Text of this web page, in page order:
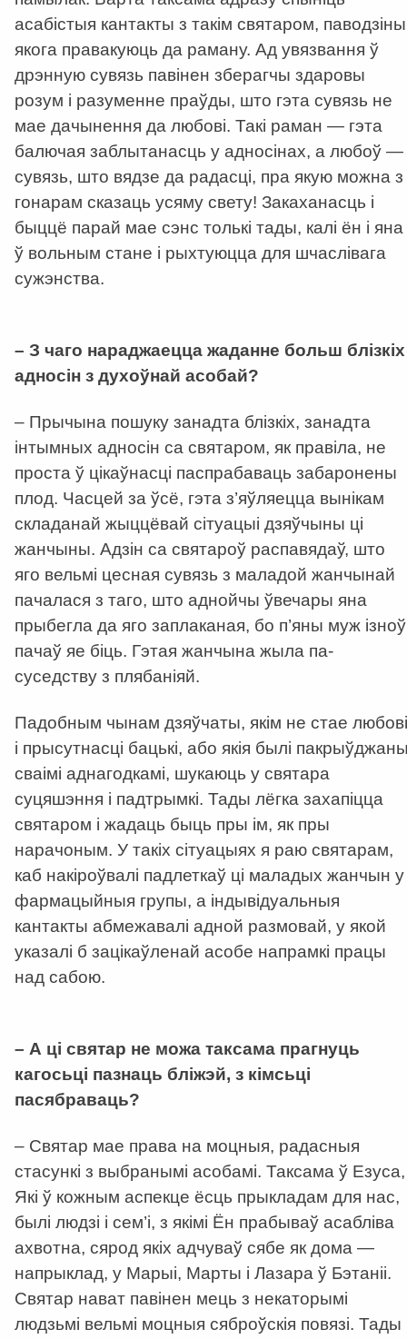
асабістыя кантакты з такім святаром, паводзіны
якога правакуюць да раману. Ад увязвання ў
дрэнную сувязь павінен зберагчы здаровы
розум і разуменне праўды, што гэта сувязь не
мае дачынення да любові. Такі раман — гэта
балючая заблытанасць у адносінах, а любоў —
сувязь, што вядзе да радасці, пра якую можна з
гонарам сказаць усяму свету! Закаханасць і
быццё парай мае сэнс толькі тады, калі ён і яна
ў вольным стане і рыхтуюцца для шчаслівага
сужэнства.
– З чаго нараджаецца жаданне больш блізкіх
адносін з духоўнай асобай?
– Прычына пошуку занадта блізкіх, занадта
інтымных адносін са святаром, як правіла, не
проста ў цікаўнасці паспрабаваць забаронены
плод. Часцей за ўсё, гэта з’яўляецца вынікам
складанай жыццёвай сітуацыі дзяўчыны ці
жанчыны. Адзін са святароў распавядаў, што
яго вельмі цесная сувязь з маладой жанчынай
пачалася з таго, што аднойчы ўвечары яна
прыбегла да яго заплаканая, бо п’яны муж ізноў
пачаў яе біць. Гэтая жанчына жыла па-
суседству з плябаніяй.
Падобным чынам дзяўчаты, якім не стае любові
і прысутнасці бацькі, або якія былі
сваімі аднагодкамі, шукаюць у святара
суцяшэння і падтрымкі. Тады лёгка захапіцца
святаром і жадаць быць пры ім, як пры
нарачоным. У такіх сітуацыях я раю святарам,
каб накіроўвалі падлеткаў ці маладых жанчын у
фармацыйныя групы, а індывідуальныя
кантакты абмежавалі адной размовай, у якой
указалі б зацікаўленай асобе напрамкі працы
над сабою.
– А ці святар не можа таксама прагнуць
кагосьці пазнаць бліжэй, з кімсьці
пасябраваць?
– Святар мае права на моцныя, радасныя
стасункі з выбранымі асобамі. Таксама ў Езуса,
Які ў кожным аспекце ёсць прыкладам для нас,
былі людзі і сем’і, з якімі Ён прабываў асабліва
ахвотна, сярод якіх адчуваў сябе як дома —
напрыклад, у Марыі, Марты і Лазара ў Бэтаніі.
Святар нават павінен мець з некаторымі
людзьмі вельмі моцныя сяброўскія повязі. Тады